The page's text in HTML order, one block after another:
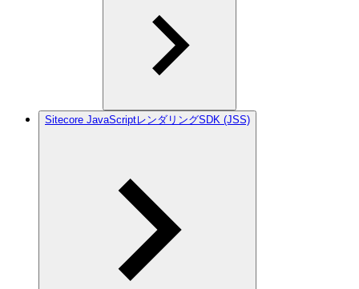
Sitecore JavaScriptレンダリングSDK (JSS)